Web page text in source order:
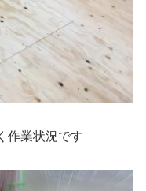
作業状況です